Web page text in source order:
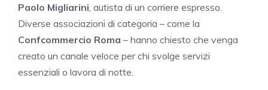
Paolo Migliarini , autista di un corriere espresso.
Diverse associazioni di categoria – come la
Confcommercio Roma – hanno chiesto che venga
creato un canale veloce per chi svolge servizi
essenziali o lavora di notte.